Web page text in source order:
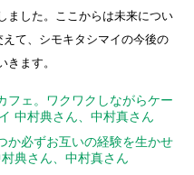
ました。ここからは未来につい
て、シモキタシマイの今後の
きます。
フェ。ワクワクしながらケー
中村典さん、中村真さん
か必ずお互いの経験を生かせ
典さん、中村真さん